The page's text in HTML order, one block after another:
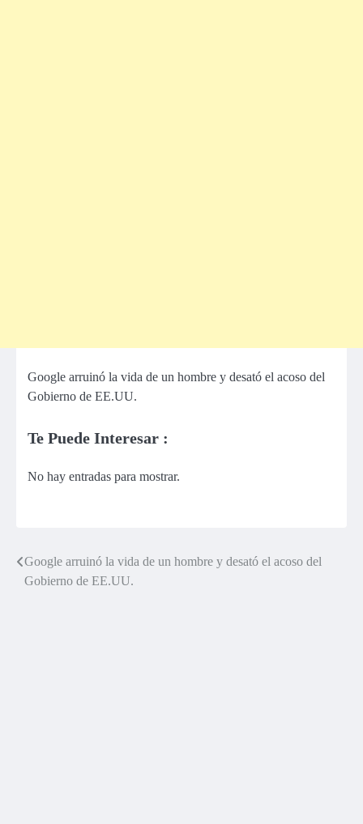
Google arruinó la vida de un hombre y desató el acoso del
Gobierno de EE.UU.
Te Puede Interesar :
No hay entradas para mostrar.
Navegación
Google arruinó la vida de un hombre y desató el acoso del
Gobierno de EE.UU.